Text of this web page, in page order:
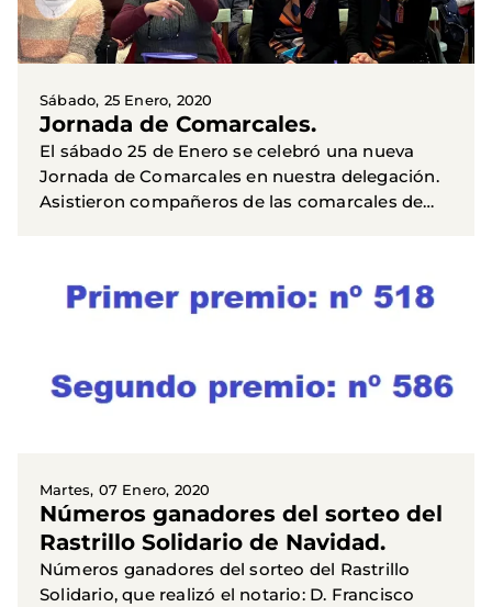
Sábado, 25 Enero, 2020
Jornada de Comarcales.
El sábado 25 de Enero se celebró una nueva
Jornada de Comarcales en nuestra delegación.
Asistieron compañeros de las comarcales de
Martes, 07 Enero, 2020
Números ganadores del sorteo del
Rastrillo Solidario de Navidad.
Números ganadores del sorteo del Rastrillo
Solidario, que realizó el notario: D. Francisco